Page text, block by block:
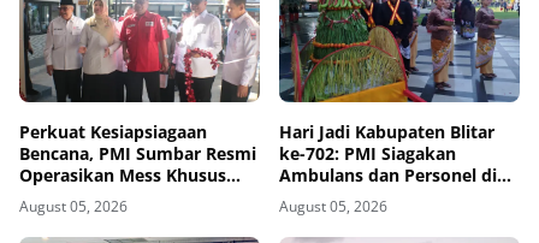
Perkuat Kesiapsiagaan
Bencana, PMI Sumbar Resmi
Operasikan Mess Khusus
Relawan Kemanusiaan
August 05, 2026
Hari Jadi Kabupaten Blitar
ke-702: PMI Siagakan
Ambulans dan Personel di
Area Pisowanan Agung
August 05, 2026